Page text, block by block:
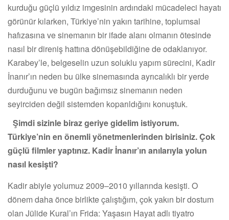
kurduğu güçlü yıldız imgesinin ardındaki mücadeleci hayatı
görünür kılarken, Türkiye’nin yakın tarihine, toplumsal
hafızasına ve sinemanın bir ifade alanı olmanın ötesinde
nasıl bir direniş hattına dönüşebildiğine de odaklanıyor.
Karabey’le, belgeselin uzun soluklu yapım sürecini, Kadir
İnanır’ın neden bu ülke sinemasında ayrıcalıklı bir yerde
durduğunu ve bugün bağımsız sinemanın neden
seyirciden değil sistemden koparıldığını konuştuk.
Şimdi sizinle biraz geriye gidelim istiyorum.
Türkiye’nin en önemli yönetmenlerinden birisiniz. Çok
güçlü filmler yaptınız. Kadir İnanır’ın anılarıyla yolun
nasıl kesişti?
Kadir abiyle yolumuz 2009–2010 yıllarında kesişti. O
dönem daha önce birlikte çalıştığım, çok yakın bir dostum
olan Jülide Kural’ın Frida: Yaşasın Hayat adlı tiyatro